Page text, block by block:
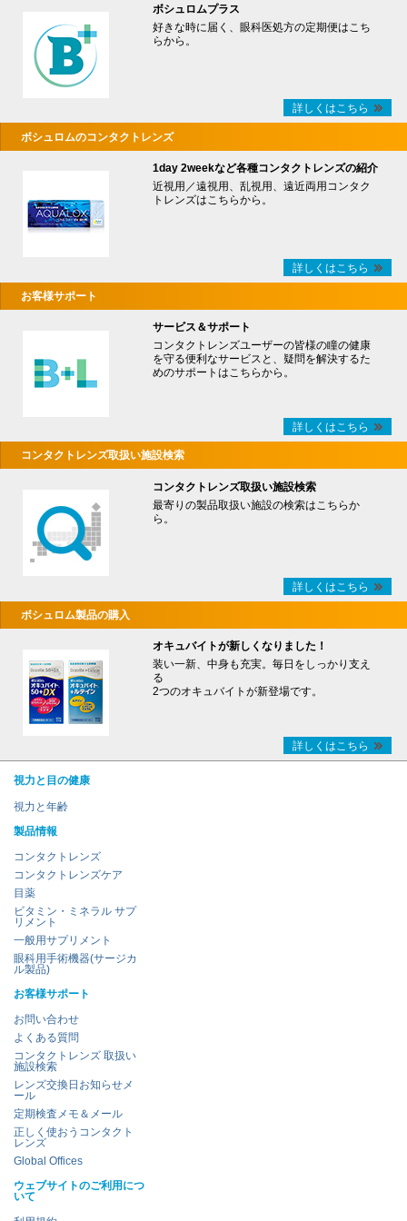
ボシュロムプラス
好きな時に届く、眼科医処方の定期便はこち
らから。
詳しくはこちら
ボシュロムのコンタクトレンズ
1day 2weekなど各種コンタクトレンズの紹介
近視用／遠視用、乱視用、遠近両用コンタク
トレンズはこちらから。
詳しくはこちら
お客様サポート
サービス＆サポート
コンタクトレンズユーザーの皆様の瞳の健康
を守る便利なサービスと、疑問を解決するた
めのサポートはこちらから。
詳しくはこちら
コンタクトレンズ取扱い施設検索
コンタクトレンズ取扱い施設検索
最寄りの製品取扱い施設の検索はこちらか
ら。
詳しくはこちら
ボシュロム製品の購入
オキュバイトが新しくなりました！
装い一新、中身も充実。毎日をしっかり支え
る
2つのオキュバイトが新登場です。
詳しくはこちら
視力と目の健康
視力と年齢
製品情報
コンタクトレンズ
コンタクトレンズケア
目薬
ビタミン・ミネラル サプ
リメント
一般用サプリメント
眼科用手術機器(サージカ
ル製品)
お客様サポート
お問い合わせ
よくある質問
コンタクトレンズ 取扱い
施設検索
レンズ交換日お知らせメ
ール
定期検査メモ＆メール
正しく使おうコンタクト
レンズ
Global Offices
ウェブサイトのご利用につ
いて